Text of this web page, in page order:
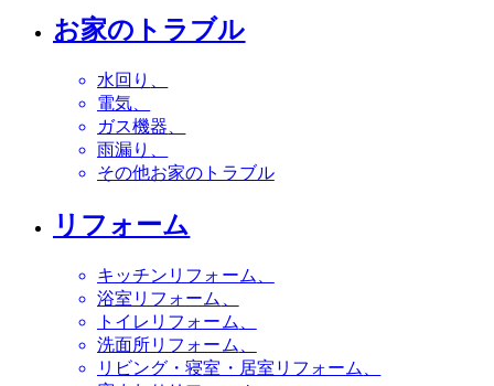
お家のトラブル
水回り
電気
ガス機器
雨漏り
その他お家のトラブル
リフォーム
キッチンリフォーム
浴室リフォーム
トイレリフォーム
洗面所リフォーム
リビング・寝室・居室リフォーム